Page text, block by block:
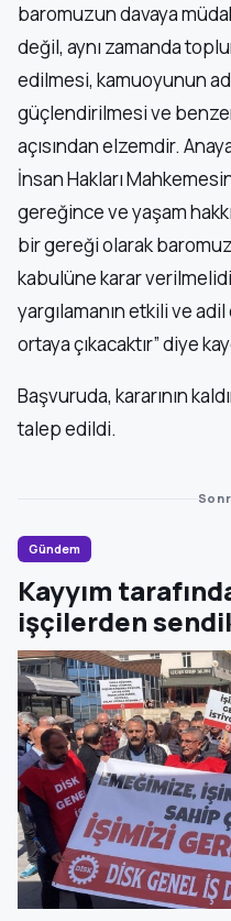
baromuzun davaya
değil, aynı zamanda
edilmesi, kamuoyunun
güçlendirilmesi ve
açısından elzemdir.
İnsan Hakları
gereğince ve yaşam
bir gereği olarak
kabulüne karar
yargılamanın etkili ve
ortaya çıkacaktır” diye
Başvuruda, kararının
talep edildi.
Gündem
Kayyım
işçilerden